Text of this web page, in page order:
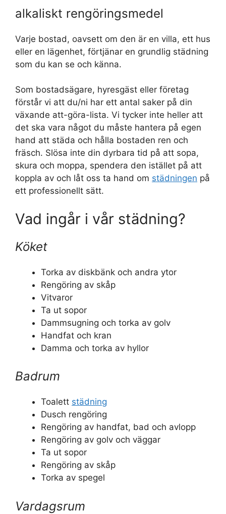
alkaliskt rengöringsmedel
Varje bostad, oavsett om den är en villa, ett hus
eller en lägenhet, förtjänar en grundlig städning
som du kan se och känna.
Som bostadsägare, hyresgäst eller företag
förstår vi att du/ni har ett antal saker på din
växande att-göra-lista. Vi tycker inte heller att
det ska vara något du måste hantera på egen
hand att städa och hålla bostaden ren och
fräsch. Slösa inte din dyrbara tid på att sopa,
skura och moppa, spendera den istället på att
koppla av och låt oss ta hand om städningen på
ett professionellt sätt.
Vad ingår i vår städning?
Köket
Torka av diskbänk och andra ytor
Rengöring av skåp
Vitvaror
Ta ut sopor
Dammsugning och torka av golv
Handfat och kran
Damma och torka av hyllor
Badrum
Toalett städning
Dusch rengöring
Rengöring av handfat, bad och avlopp
Rengöring av golv och väggar
Ta ut sopor
Rengöring av skåp
Torka av spegel
Vardagsrum